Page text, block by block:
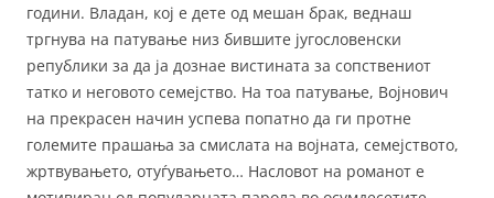
години. Владан, кој е дете од мешан брак, веднаш
тргнува на патување низ бившите југословенски
републики за да ја дознае вистината за сопствениот
татко и неговото семејство. На тоа патување, Војнович
на прекрасен начин успева попатно да ги протне
големите прашања за смислата на војната, семејството,
жртвувањето, отуѓувањето… Насловот на романот е